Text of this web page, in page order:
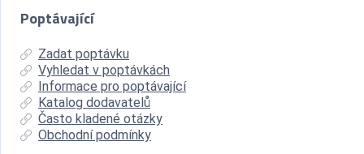
Poptávající
Zadat poptávku
Vyhledat v poptávkách
Informace pro poptávající
Katalog dodavatelů
Často kladené otázky
Obchodní podmínky